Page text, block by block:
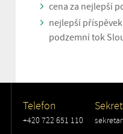
cena za nejlepší
nejlepší
podzemní tok
Telefon
+420 722 651 110